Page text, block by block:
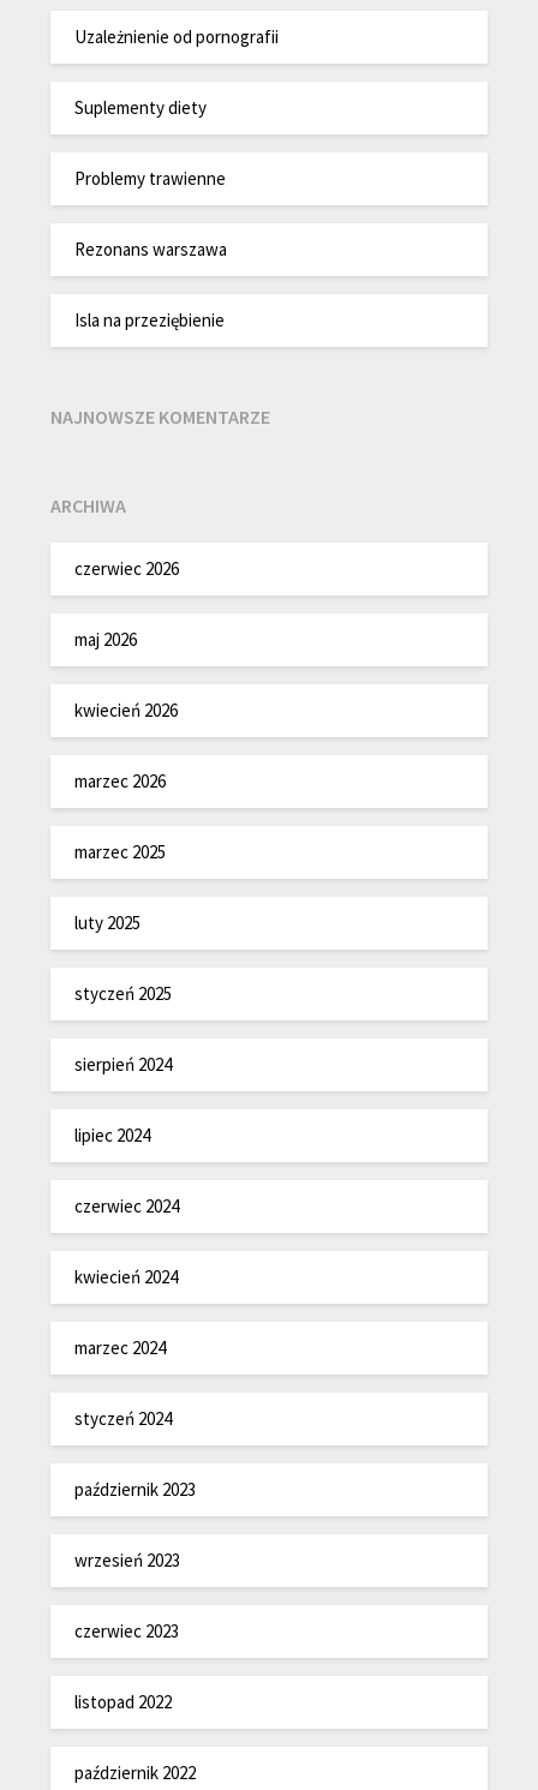
Uzależnienie od pornografii
Suplementy diety
Problemy trawienne
Rezonans warszawa
Isla na przeziębienie
NAJNOWSZE KOMENTARZE
ARCHIWA
czerwiec 2026
maj 2026
kwiecień 2026
marzec 2026
marzec 2025
luty 2025
styczeń 2025
sierpień 2024
lipiec 2024
czerwiec 2024
kwiecień 2024
marzec 2024
styczeń 2024
październik 2023
wrzesień 2023
czerwiec 2023
listopad 2022
październik 2022